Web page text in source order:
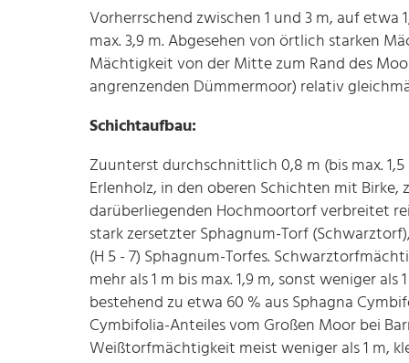
Vorherrschend zwischen 1 und 3 m, auf etwa
max. 3,9 m. Abgesehen von örtlich starken
Mächtigkeit von der Mitte zum Rand des
angrenzenden Dümmermoor) relativ
Schichtaufbau:
Zuunterst durchschnittlich 0,8 m (bis max.
Erlenholz, in den oberen Schichten mit Birke,
darüberliegenden Hochmoortorf verbreitet
stark zersetzter Sphagnum-Torf
(H 5 - 7) Sphagnum-Torfes.
mehr als 1 m bis max. 1,9 m, sonst weniger
bestehend zu etwa 60 % aus Sphagna
Cymbifolia-Anteiles vom Großen Moor bei
Weißtorfmächtigkeit meist weniger als 1 m,